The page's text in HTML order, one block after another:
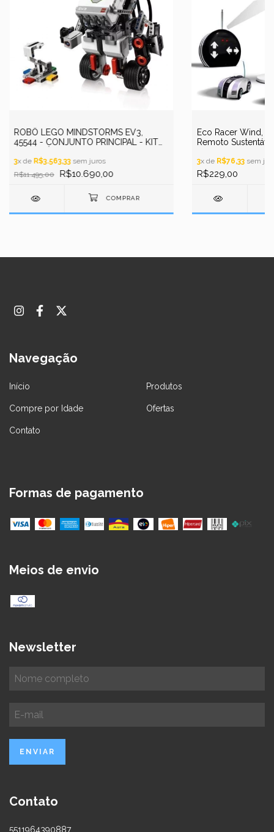
ROBÔ LEGO MINDSTORMS EV3,
45544 - CONJUNTO PRINCIPAL - KIT
PROGRAMÁVEL - STEM
3x de R$3.563,33sem juros
R$11.495,00
R$10.690,00
Eco Racer Wind,
Remoto
3x de R$76,33sem
R$229,00
Navegação
Início Produtos
Compre por Idade Ofertas
Contato
Formas de pagamento
Meios de envio
Newsletter
Contato
5511964390887